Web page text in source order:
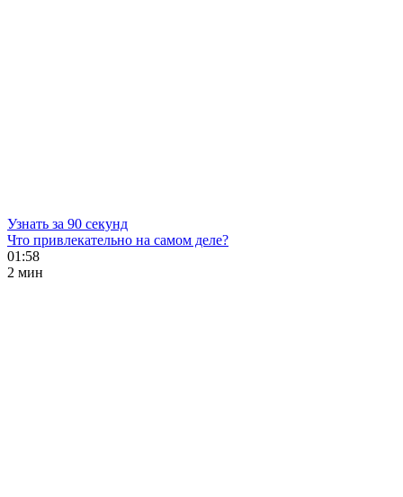
Узнать за 90 секунд
Что привлекательно на самом деле?
01:58
2 мин